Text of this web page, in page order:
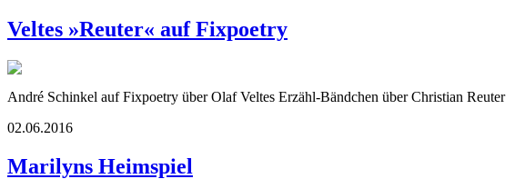
Veltes »Reuter« auf Fixpoetry
André Schinkel auf Fixpoetry über Olaf Veltes Erzähl-Bändchen über Christian Reuter
02.06.2016
Marilyns Heimspiel